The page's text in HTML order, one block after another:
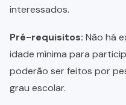
interessados.
Pré-requisitos: Não há
idade mínima para
poderão ser feitos por
grau escolar.